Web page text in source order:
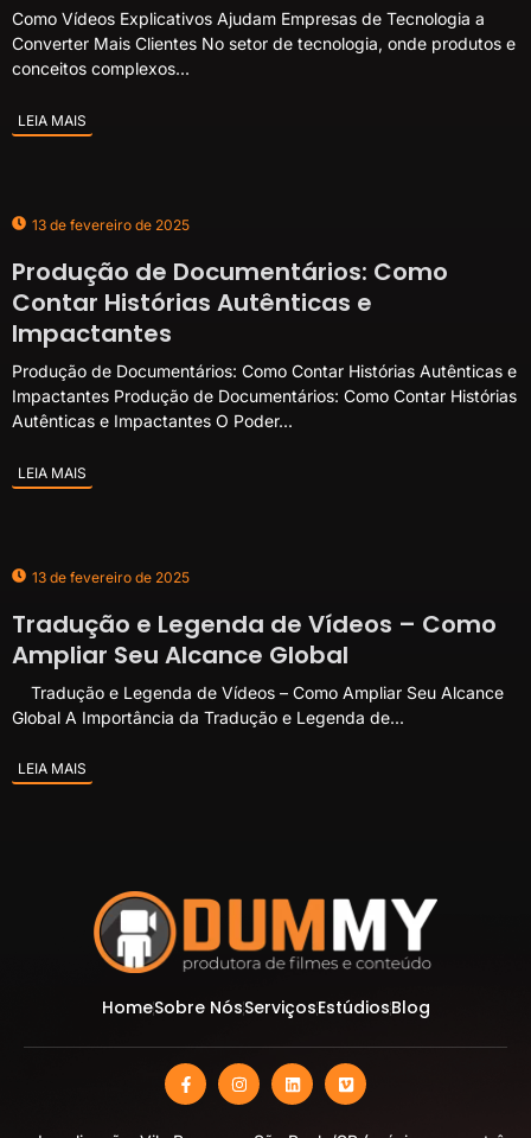
Como Vídeos Explicativos Ajudam Empresas de Tecnologia a
Converter Mais Clientes No setor de tecnologia, onde produtos e
conceitos complexos...
LEIA MAIS
13 de fevereiro de 2025
Produção de Documentários: Como
Contar Histórias Autênticas e
Impactantes
Produção de Documentários: Como Contar Histórias Autênticas e
Impactantes Produção de Documentários: Como Contar Histórias
Autênticas e Impactantes O Poder...
LEIA MAIS
13 de fevereiro de 2025
Tradução e Legenda de Vídeos – Como
Ampliar Seu Alcance Global
Tradução e Legenda de Vídeos – Como Ampliar Seu Alcance
Global A Importância da Tradução e Legenda de...
LEIA MAIS
HomeSobre NósServiçosEstúdiosBlog